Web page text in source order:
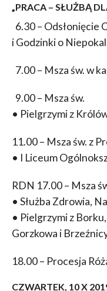
„PRACA – SŁUŻBĄ
6.30 – Odsłonięcie
i Godzinki o
7.00 – Msza św. w
9.00 – Msza św.
• Pielgrzymi z
11.00 – Msza św. z
• I Liceum
RDN 17.00 – Msza
• Służba Zdrowia,
• Pielgrzymi z
Gorzkowa i
18.00 – Procesja
CZWARTEK, 10 X